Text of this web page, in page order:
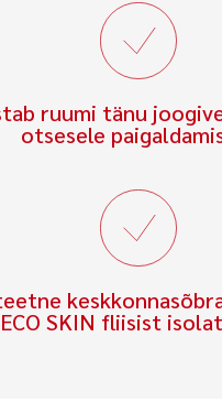
ruumi tänu
otsesele
ECO SKIN fliisist